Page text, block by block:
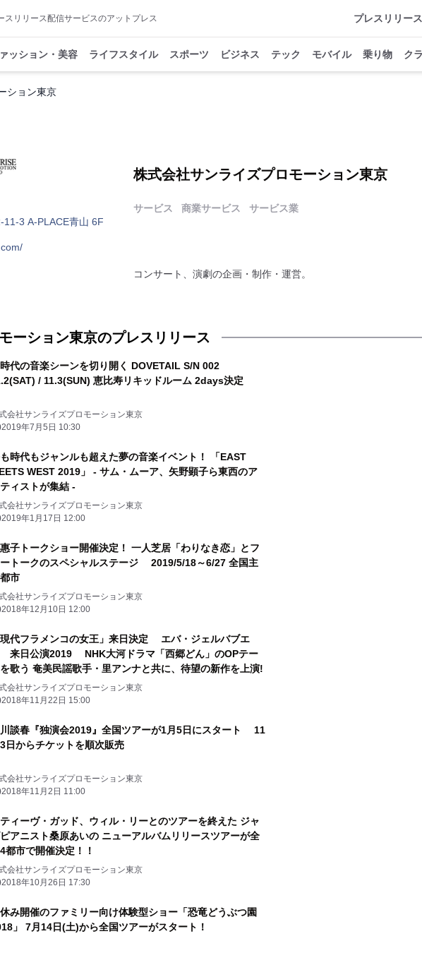
スリリース配信サービスのアットプレス プレスリリー
ッション・美容 ライフスタイル スポーツ ビジネス テック モバイル 乗り物 ク
ション東京
株式会社サンライズプロモーション東京
サービス 商業サービス サービス業
コンサート、演劇の企画・制作・運営。
11-3 A-PLACE青山 6F
ーション東京のプレスリリース
代の音楽シーンを切り開く DOVETAIL S/N 002
11.2(SAT) / 11.3(SUN) 恵比寿リキッドルーム 2days決定
会社サンライズプロモーション東京
2019年7月5日 10:30
時代もジャンルも超えた夢の音楽イベント！ 「EAST
WEST 2019」 - サム・ムーア、矢野顕子ら東西のア
ィストが集結 -
会社サンライズプロモーション東京
2019年1月17日 12:00
子トークショー開催決定！ 一人芝居「わりなき恋」とフ
ートークのスペシャルステージ 2019/5/18～6/27 全国主
市
会社サンライズプロモーション東京
2018年12月10日 12:00
現代フラメンコの女王」来日決定 エバ・ジェルバブエ
来日公演2019 NHK大河ドラマ「西郷どん」のOPテー
歌う 奄美民謡歌手・里アンナと共に、待望の新作を上演!
会社サンライズプロモーション東京
2018年11月22日 15:00
談春『独演会2019』全国ツアーが1月5日にスタート 11
3日からチケットを順次販売
会社サンライズプロモーション東京
2018年11月2日 11:00
ィーヴ・ガッド、ウィル・リーとのツアーを終えた ジャ
アニスト桑原あいの ニューアルバムリリースツアーが全
都市で開催決定！！
会社サンライズプロモーション東京
2018年10月26日 17:30
み開催のファミリー向け体験型ショー「恐竜どうぶつ園
」 7月14日(土)から全国ツアーがスタート！